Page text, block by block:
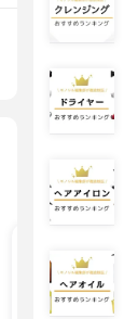
4位